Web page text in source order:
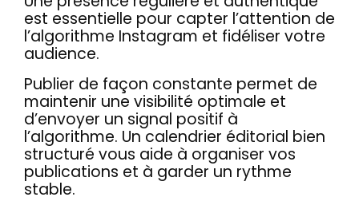
est essentielle pour capter l’attention de
l’algorithme Instagram et fidéliser votre
audience.
Publier de façon constante permet de
maintenir une visibilité optimale et
d’envoyer un signal positif à
l’algorithme. Un calendrier éditorial bien
structuré vous aide à organiser vos
publications et à garder un rythme
stable.